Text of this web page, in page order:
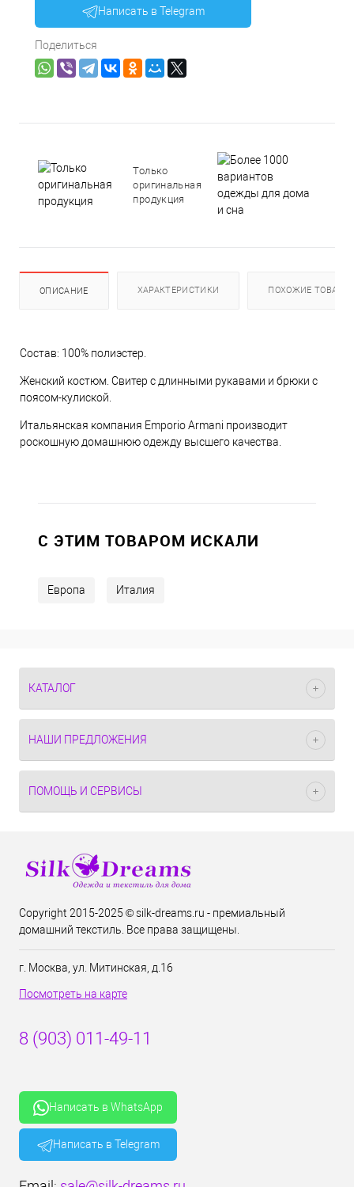
Написать в Telegram
Поделиться
Только
оригинальная
продукция
ОПИСАНИЕ ХАРАКТЕРИСТИКИ ПОХОЖИЕ ТОВАРЫ
Состав: 100% полиэстер.
Женский костюм. Свитер с длинными рукавами и брюки с
поясом-кулиской.
Итальянская компания Emporio Armani производит
роскошную домашнюю одежду высшего качества.
C ЭТИМ ТОВАРОМ ИСКАЛИ
Европа Италия
КАТАЛОГ
НАШИ ПРЕДЛОЖЕНИЯ
ПОМОЩЬ И СЕРВИСЫ
Copyright 2015-2025 © silk-dreams.ru - премиальный
домашний текстиль. Все права защищены.
г. Москва, ул. Митинская, д.16
Посмотреть на карте
8 (903) 011-49-11
Написать в WhatsApp
Написать в Telegram